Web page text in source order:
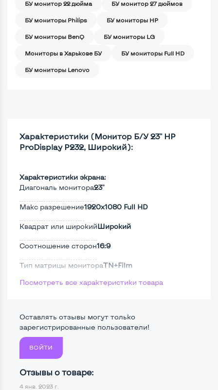
БУ монитор 22 дюйма БУ монитор 27 дюймов
БУ мониторы Philips БУ мониторы HP
БУ мониторы BenQ БУ мониторы LG
Мониторы в Харькове БУ БУ мониторы Full HD
БУ мониторы Lenovo
Характеристики (Монитор Б/У 23" HP
ProDisplay P232, Широкий):
Характеристики экрана:
Диагональ монитора23"
Макс разрешение1920x1080 Full HD
Квадрат или широкийШирокий
Соотношение сторон16:9
Тип матрицы монитораTN+Film
Тип подсветки монитораLED
Разъемы подключения:
Крепление сзади, типа VESA
Посмотреть все характеристики товара
Оставлять отзывы могут только
зарегистрированные пользователи!
ВОЙТИ
Отзывы о товаре:
4 янв. 2023 г.